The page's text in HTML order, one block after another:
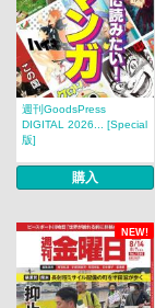
週刊GoodsPress
DIGITAL 2026... [Special
版]
購入
NEW!